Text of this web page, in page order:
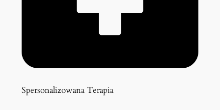
Spersonalizowana Terapia